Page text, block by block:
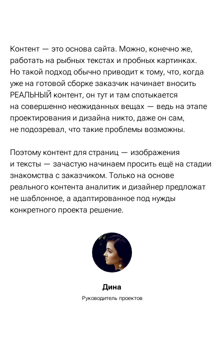
Контент — это основа сайта. Можно, конечно же,
работать на рыбных текстах и пробных картинках.
Но такой подход обычно приводит к тому, что, когда
уже на готовой сборке заказчик начинает вносить
РЕАЛЬНЫЙ контент, он тут и там спотыкается
на совершенно неожиданных вещах — ведь на этапе
проектирования и дизайна никто, даже он сам,
не подозревал, что такие проблемы возможны.
Поэтому контент для страниц — изображения
и тексты — зачастую начинаем просить ещё на стадии
знакомства с заказчиком. Только на основе
реального контента аналитик и дизайнер предложат
не шаблонное, а адаптированное под нужды
конкретного проекта решение.
Дина
Руководитель проектов